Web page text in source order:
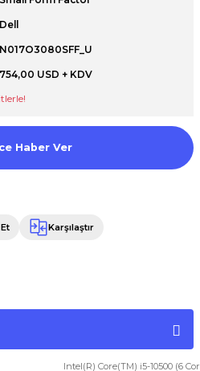
Dell
N017O3080SFF_U
754,00 USD + KDV
Haber Ver
Karşılaştır
Intel(R) Core(TM) i5-10500 (6